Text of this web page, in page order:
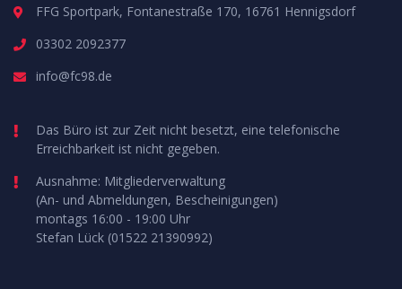
FFG Sportpark, Fontanestraße 170, 16761 Hennigsdorf
03302 2092377
info@fc98.de
Das Büro ist zur Zeit nicht besetzt, eine telefonische
Erreichbarkeit ist nicht gegeben.
Ausnahme: Mitgliederverwaltung
(An- und Abmeldungen, Bescheinigungen)
montags 16:00 - 19:00 Uhr
Stefan Lück (01522 21390992)